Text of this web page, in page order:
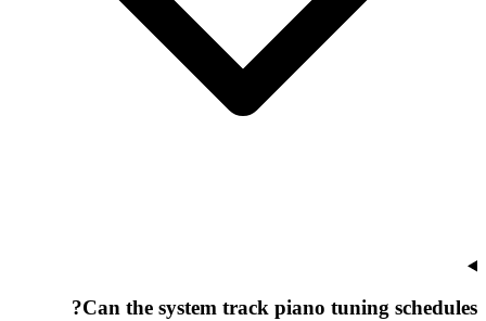
Can the system track piano tuning schedules?